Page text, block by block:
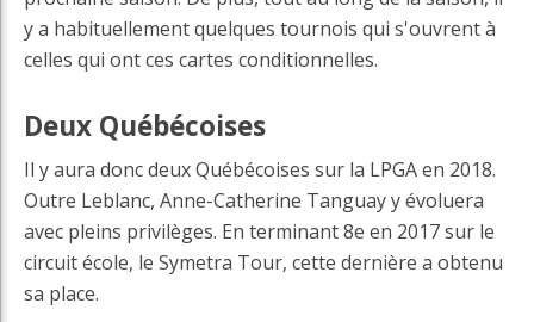
y a habituellement quelques tournois qui s'ouvrent à
celles qui ont ces cartes conditionnelles.
Deux Québécoises
Il y aura donc deux Québécoises sur la LPGA en 2018.
Outre Leblanc, Anne-Catherine Tanguay y évoluera
avec pleins privilèges. En terminant 8e en 2017 sur le
circuit école, le Symetra Tour, cette dernière a obtenu
sa place.